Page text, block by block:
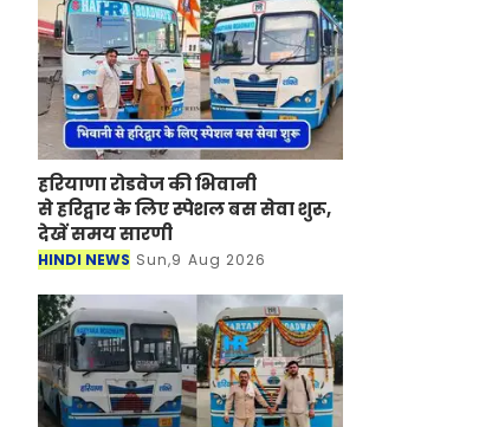
हरियाणा रोडवेज की भिवानी
से हरिद्वार के लिए स्पेशल बस सेवा शुरू,
देखें समय सारणी
HINDI NEWS Sun,9 Aug 2026